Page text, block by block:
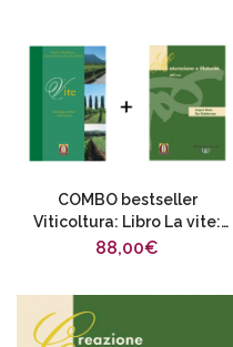
COMBO bestseller
Viticoltura: Libro La vite:
fisiologia, terroir e
88,00€